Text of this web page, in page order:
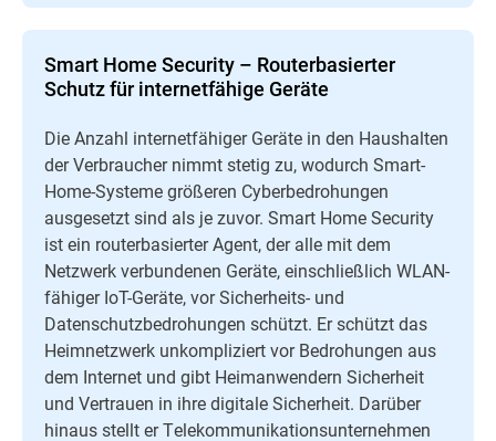
Smart Home Security – Routerbasierter
Schutz für internetfähige Geräte
Die Anzahl internetfähiger Geräte in den Haushalten
der Verbraucher nimmt stetig zu, wodurch Smart-
Home-Systeme größeren Cyberbedrohungen
ausgesetzt sind als je zuvor. Smart Home Security
ist ein routerbasierter Agent, der alle mit dem
Netzwerk verbundenen Geräte, einschließlich WLAN-
fähiger IoT-Geräte, vor Sicherheits- und
Datenschutzbedrohungen schützt. Er schützt das
Heimnetzwerk unkompliziert vor Bedrohungen aus
dem Internet und gibt Heimanwendern Sicherheit
und Vertrauen in ihre digitale Sicherheit. Darüber
hinaus stellt er Telekommunikationsunternehmen